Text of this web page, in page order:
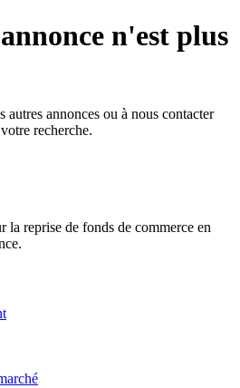
n'est plus
autres annonces ou à nous contacter
recherche.
la reprise de fonds de commerce en